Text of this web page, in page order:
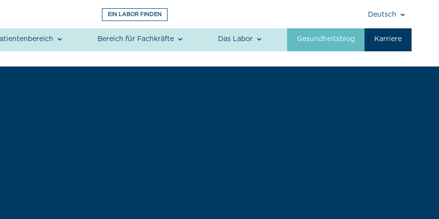
EIN LABOR FINDEN Deutsch
Bereich für Fachkräfte Das Labor Gesundheitsblog Karriere